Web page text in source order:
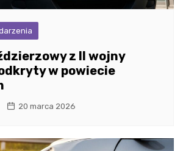
z II wojny
w powiecie
20 marca 2026